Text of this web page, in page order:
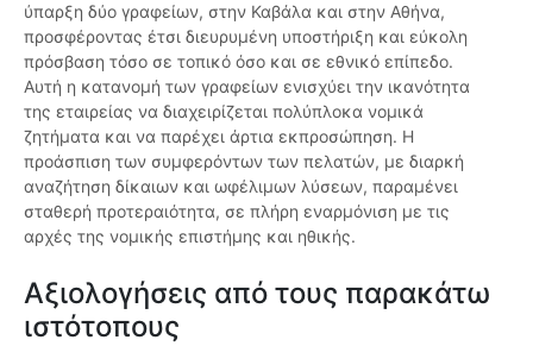
ύπαρξη δύο γραφείων, στην Καβάλα και στην Αθήνα,
προσφέροντας έτσι διευρυμένη υποστήριξη και εύκολη
πρόσβαση τόσο σε τοπικό όσο και σε εθνικό επίπεδο.
Αυτή η κατανομή των γραφείων ενισχύει την ικανότητα
της εταιρείας να διαχειρίζεται πολύπλοκα νομικά
ζητήματα και να παρέχει άρτια εκπροσώπηση. Η
προάσπιση των συμφερόντων των πελατών, με διαρκή
αναζήτηση δίκαιων και ωφέλιμων λύσεων, παραμένει
σταθερή προτεραιότητα, σε πλήρη εναρμόνιση με τις
αρχές της νομικής επιστήμης και ηθικής.
Αξιολογήσεις από τους παρακάτω
ιστότοπους